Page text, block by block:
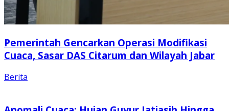
Pemerintah Gencarkan Operasi Modifikasi
Cuaca, Sasar DAS Citarum dan Wilayah Jabar
Berita